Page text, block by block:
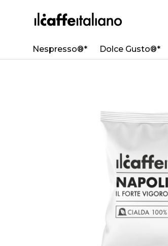
PASSA AI CONTENUTI
Nespresso®* Dolce Gusto®*